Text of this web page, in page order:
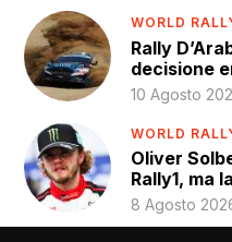
WORLD
Rally
decisione
10 Agosto
WORLD
Oliver
Rally1, ma
8 Agosto